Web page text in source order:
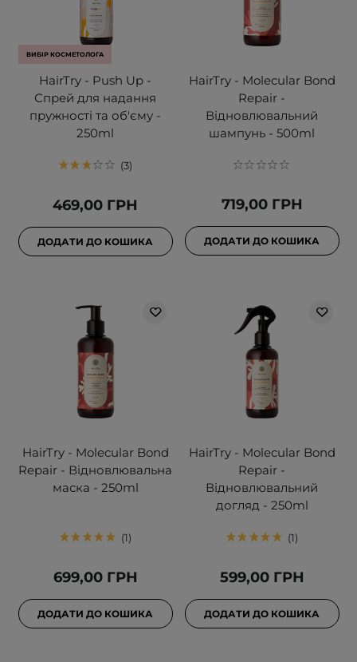
ВИБІР КОСМЕТОЛОГА
HairTry - Push Up -
Спрей для надання
пружності та об'єму -
250ml
3
469,00 ГРН
ДОДАТИ ДО КОШИКА
HairTry - Molecular Bond
Repair -
Відновлювальний
шампунь - 500ml
719,00 ГРН
ДОДАТИ ДО КОШИКА
HairTry - Molecular Bond
Repair - Відновлювальна
маска - 250ml
1
699,00 ГРН
ДОДАТИ ДО КОШИКА
HairTry - Molecular Bond
Repair -
Відновлювальний
догляд - 250ml
1
599,00 ГРН
ДОДАТИ ДО КОШИКА